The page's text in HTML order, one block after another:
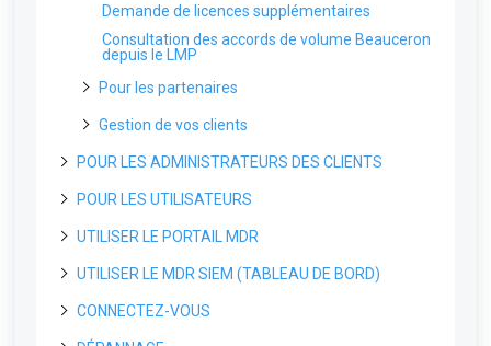
Demande de licences supplémentaires
Consultation des accords de volume Beauceron
depuis le LMP
Pour les partenaires
Pour les partenaires : Guide de déploiement de
Covalence
Gestion de vos clients
Le sélecteur d'organisation pour les partenaires
Départ des clients (pour les partenaires)
POUR LES ADMINISTRATEURS DES CLIENTS
Commencer
Premières étapes
Déploiement du service MDR
Création d'un compte sur le portail
Déploiement de l'agent
Appareils de points d’accès : Aperçu
Déploiement des capteurs
POUR LES UTILISATEURS
Commencer
Premiers étapes
UTILISER LE PORTAIL MDR
Naviguer sur le portail
L'encadré pour les clients
Paramètres du profil
UTILISER LE MDR SIEM (TABLEAU DE BORD)
Naviguez l'appareil
CONNECTEZ-VOUS